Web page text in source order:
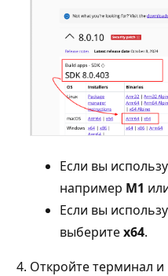
Если вы
например M1
Если вы
выберитеx64.
Откройте терминал и